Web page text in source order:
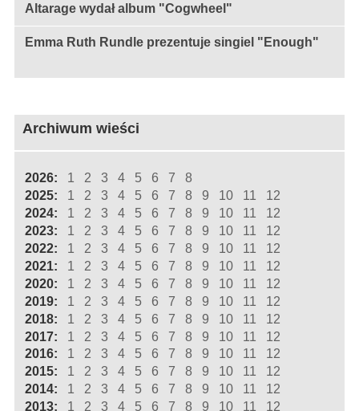
Altarage wydał album "Cogwheel"
Emma Ruth Rundle prezentuje singiel "Enough"
Archiwum wieści
2026: 1 2 3 4 5 6 7
8
2025:
1 2 3 4 5 6 7 8 9 10 11
12
2024:
1 2 3 4 5 6 7 8 9 10 11
12
2023:
1 2 3 4 5 6 7 8 9 10 11
12
2022:
1 2 3 4 5 6 7 8 9 10 11
12
2021:
1 2 3 4 5 6 7 8 9 10 11
12
2020:
1 2 3 4 5 6 7 8 9 10 11
12
2019:
1 2 3 4 5 6 7 8 9 10 11
12
2018:
1 2 3 4 5 6 7 8 9 10 11
12
2017:
1 2 3 4 5 6 7 8 9 10 11
12
2016:
1 2 3 4 5 6 7 8 9 10 11
12
2015:
1 2 3 4 5 6 7 8 9 10 11
12
2014:
1 2 3 4 5 6 7 8 9 10 11
12
2013:
1 2 3 4 5 6 7 8 9 10 11
12